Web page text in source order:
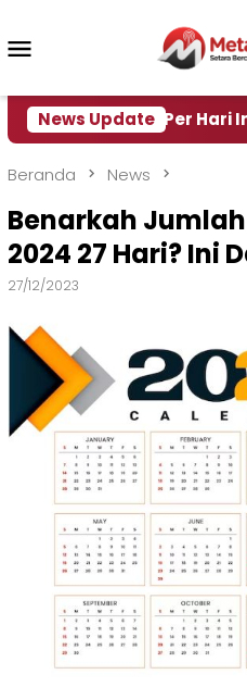
konten
News Update
Turun Per Hari Ini, Segini
Beranda News
Benarkah
2024 27 Hari? Ini
27/12/2023